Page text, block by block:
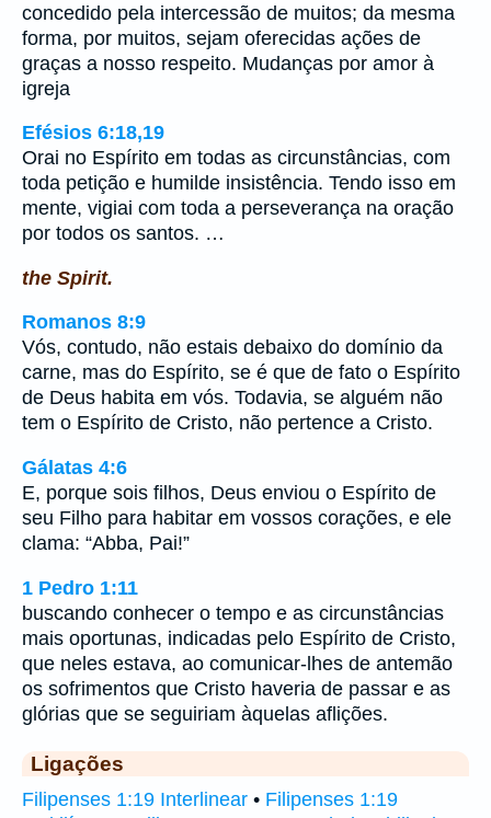
concedido pela intercessão de muitos; da mesma
forma, por muitos, sejam oferecidas ações de
graças a nosso respeito. Mudanças por amor à
igreja
Efésios 6:18,19
Orai no Espírito em todas as circunstâncias, com
toda petição e humilde insistência. Tendo isso em
mente, vigiai com toda a perseverança na oração
por todos os santos. …
the Spirit.
Romanos 8:9
Vós, contudo, não estais debaixo do domínio da
carne, mas do Espírito, se é que de fato o Espírito
de Deus habita em vós. Todavia, se alguém não
tem o Espírito de Cristo, não pertence a Cristo.
Gálatas 4:6
E, porque sois filhos, Deus enviou o Espírito de
seu Filho para habitar em vossos corações, e ele
clama: “Abba, Pai!”
1 Pedro 1:11
buscando conhecer o tempo e as circunstâncias
mais oportunas, indicadas pelo Espírito de Cristo,
que neles estava, ao comunicar-lhes de antemão
os sofrimentos que Cristo haveria de passar e as
glórias que se seguiriam àquelas aflições.
Ligações
Filipenses 1:19 Interlinear • Filipenses 1:19